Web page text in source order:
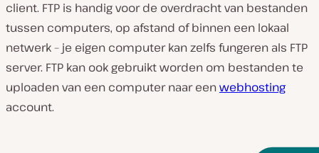
client. FTP is handig voor de overdracht van bestanden
tussen computers, op afstand of binnen een lokaal
netwerk – je eigen computer kan zelfs fungeren als FTP
server. FTP kan ook gebruikt worden om bestanden te
uploaden van een computer naar eenwebhosting
account.